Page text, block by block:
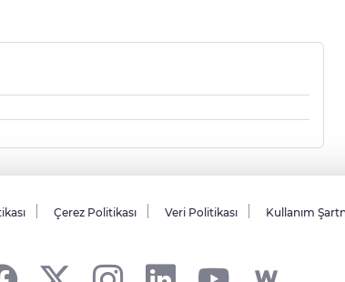
Çerez Politikası Veri Politikası Kullanım